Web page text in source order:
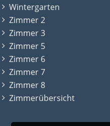
Wintergarten
Zimmer 2
Zimmer 3
Zimmer 5
Zimmer 6
Zimmer 7
Zimmer 8
Zimmerübersicht